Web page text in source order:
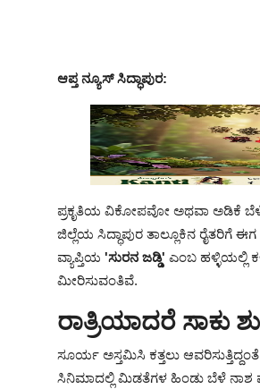
ಆಪ್ತ ನ್ಯೂಸ್ ಸಿದ್ಧಾಪುರ:
ಪ್ರಕೃತಿಯ ವಿಕೋಪವೋ ಅಥವಾ ಅಡಿಕೆ
ಜಿಲ್ಲೆಯ ಸಿದ್ಧಾಪುರ ತಾಲ್ಲೂಕಿನ ರೈತರಿಗೆ ಈಗ
ವ್ಯಾಪ್ತಿಯ 'ಸುರನ ಜಡ್ಡಿ' ಎಂಬ ಹಳ್ಳಿಯಲ್ಲಿ
ಮೀರಿಸುವಂತಿವೆ.
ರಾತ್ರಿಯಾದರೆ ಸಾಕು
ಸೂರ್ಯ ಅಸ್ತಮಿಸಿ ಕತ್ತಲು
ಸಿನಿಮಾದಲ್ಲಿ ಮಿಡತೆಗಳ ಹಿಂಡು ಬೆಳೆ ನಾಶ